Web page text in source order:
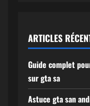
ARTICLES
Guide complet
sur gta sa
Astuce gta san